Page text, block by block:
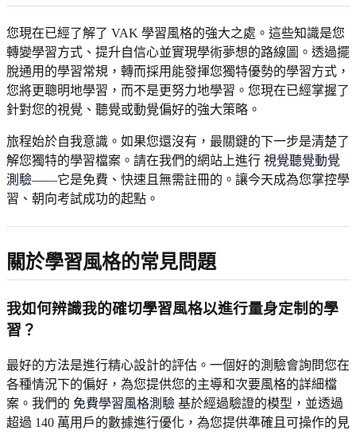
您現在已經了解了 VAK 學習風格的強大之處。這些知識是您
轉變學習方式、提升自信心並實現學術夢想的路線圖。透過擺
脫通用的學習常規，轉而採用能發揮您獨特優勢的學習方式，
您將更聰明地學習，而不是更努力地學習。您現在已經掌握了
針對您的視覺、聽覺或動覺偏好的強大策略。
旅程始於自我意識。如果您還沒有，最關鍵的下一步是清楚了
解您獨特的學習檔案。請在我們的網站上進行 視覺聽覺動覺
測驗——它是免費、快速且無需註冊的。讓今天成為您掌控學
習、朝向考試成功的起點。
關於學習風格的常見問題
我如何辨識我的確切學習風格以進行量身定制的學
習？
最好的方法是進行精心設計的評估。一個好的測驗會詢問您在
各種情況下的偏好，為您提供您的主導和次要風格的詳細檔
案。我們的 免費學習風格測驗 基於經過驗證的模型，並透過
超過 140 萬用戶的數據進行優化，為您提供準確且可操作的見